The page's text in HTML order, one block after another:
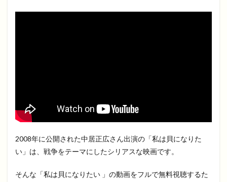
2008年に公開された中居正広さん出演の「私は貝になりた
い」は、戦争をテーマにしたシリアスな映画です。
そんな「私は貝になりたい 」の動画をフルで無料視聴するた